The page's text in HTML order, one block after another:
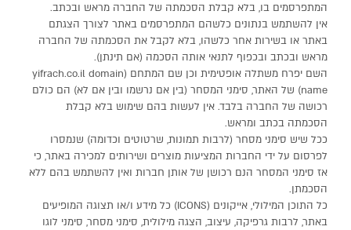
המתפרסמים בו, בלא קבלת הסכמתה של החברה מראש ובכתב.
אין להשתמש בנתונים כלשהם המתפרסמים באתר לצורך הצגתם
באתר או בשירות אחר כלשהו, בלא לקבל את הסכמתה של החברה
מראש ובכתב ובכפוף לתנאי אותה הסכמה (אם תינתן).
השם יפרח משתלה אופטימית וכן שם המתחם (yifrach.co.il domain
name) של האתר, סימני המסחר (בין אם נרשמו ובין אם לא) הם כולם
רכושה של החברה בלבד. אין לעשות בהם שימוש בלא קבלת
הסכמתה בכתב ומראש.
ככל שיש סימני מסחר (לרבות תמונות, שרטוטים וכדומה) שנמסרו
לפרסום על ידי החברות המציעות מוצרים ושירותים למכירה באתר, כי
אז סימני המסחר הנם רכושן של אותן חברות ואין להשתמש בהם ללא
הסכמתן.
כל התוכן המילולי, אייקונים (ICONS) כל מידע ו/או תצוגה המופיעים
באתר, לרבות גרפיקה, עיצוב, הצגה מילולית, סימני מסחר, סימני לוגו